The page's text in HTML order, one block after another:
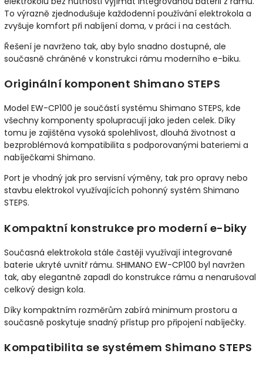
To výrazně zjednodušuje každodenní používání elektrokola a
zvyšuje komfort při nabíjení doma, v práci i na cestách.
Řešení je navrženo tak, aby bylo snadno dostupné, ale
současně chráněné v konstrukci rámu moderního e-biku.
Originální komponent Shimano STEPS
Model EW-CP100 je součástí systému Shimano STEPS, kde
všechny komponenty spolupracují jako jeden celek. Díky
tomu je zajištěna vysoká spolehlivost, dlouhá životnost a
bezproblémová kompatibilita s podporovanými bateriemi a
nabíječkami Shimano.
Port je vhodný jak pro servisní výměny, tak pro opravy nebo
stavbu elektrokol využívajících pohonný systém Shimano
STEPS.
Kompaktní konstrukce pro moderní e-biky
Současná elektrokola stále častěji využívají integrované
baterie ukryté uvnitř rámu. SHIMANO EW-CP100 byl navržen
tak, aby elegantně zapadl do konstrukce rámu a nenarušoval
celkový design kola.
Díky kompaktním rozměrům zabírá minimum prostoru a
současně poskytuje snadný přístup pro připojení nabíječky.
Kompatibilita se systémem Shimano STEPS